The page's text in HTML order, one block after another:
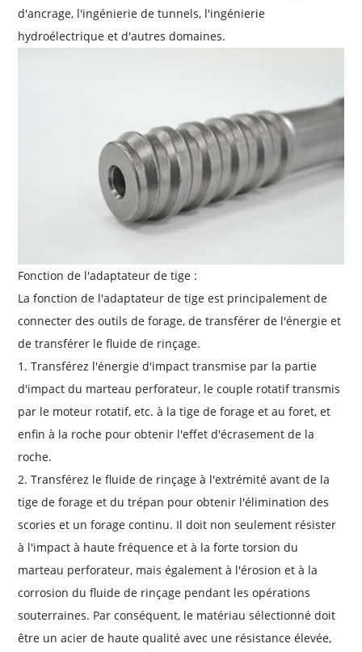
d'ancrage, l'ingénierie de tunnels, l'ingénierie
hydroélectrique et d'autres domaines.
Fonction de l'adaptateur de tige :
La fonction de l'adaptateur de tige est principalement de
connecter des outils de forage, de transférer de l'énergie et
de transférer le fluide de rinçage.
1. Transférez l'énergie d'impact transmise par la partie
d'impact du marteau perforateur, le couple rotatif transmis
par le moteur rotatif, etc. à la tige de forage et au foret, et
enfin à la roche pour obtenir l'effet d'écrasement de la
roche.
2. Transférez le fluide de rinçage à l'extrémité avant de la
tige de forage et du trépan pour obtenir l'élimination des
scories et un forage continu. Il doit non seulement résister
à l'impact à haute fréquence et à la forte torsion du
marteau perforateur, mais également à l'érosion et à la
corrosion du fluide de rinçage pendant les opérations
souterraines. Par conséquent, le matériau sélectionné doit
être un acier de haute qualité avec une résistance élevée,